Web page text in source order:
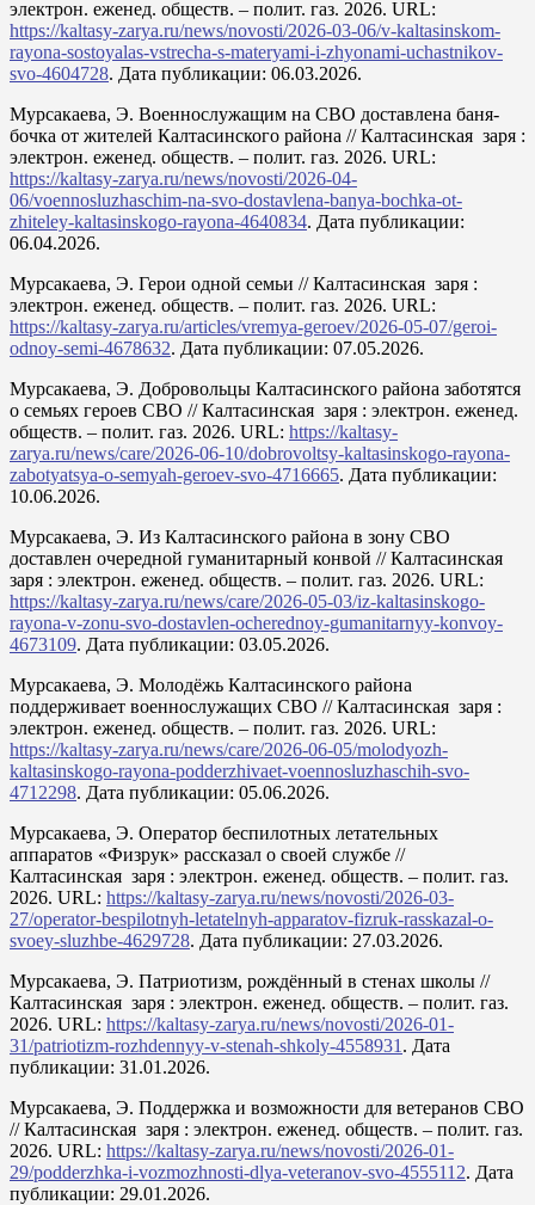
электрон. еженед. обществ. – полит. газ. 2026. URL:
https://kaltasy-zarya.ru/news/novosti/2026-03-06/v-kaltasinskom-
rayona-sostoyalas-vstrecha-s-materyami-i-zhyonami-uchastnikov-
svo-4604728. Дата публикации: 06.03.2026.
Мурсакаева, Э. Военнослужащим на СВО доставлена баня-
бочка от жителей Калтасинского района // Калтасинская заря :
электрон. еженед. обществ. – полит. газ. 2026. URL:
https://kaltasy-zarya.ru/news/novosti/2026-04-
06/voennosluzhaschim-na-svo-dostavlena-banya-bochka-ot-
zhiteley-kaltasinskogo-rayona-4640834. Дата публикации:
06.04.2026.
Мурсакаева, Э. Герои одной семьи // Калтасинская заря :
электрон. еженед. обществ. – полит. газ. 2026. URL:
https://kaltasy-zarya.ru/articles/vremya-geroev/2026-05-07/geroi-
odnoy-semi-4678632. Дата публикации: 07.05.2026.
Мурсакаева, Э. Добровольцы Калтасинского района заботятся
о семьях героев СВО // Калтасинская заря : электрон. еженед.
обществ. – полит. газ. 2026. URL: https://kaltasy-
zarya.ru/news/care/2026-06-10/dobrovoltsy-kaltasinskogo-rayona-
zabotyatsya-o-semyah-geroev-svo-4716665. Дата публикации:
10.06.2026.
Мурсакаева, Э. Из Калтасинского района в зону СВО
доставлен очередной гуманитарный конвой // Калтасинская
заря : электрон. еженед. обществ. – полит. газ. 2026. URL:
https://kaltasy-zarya.ru/news/care/2026-05-03/iz-kaltasinskogo-
rayona-v-zonu-svo-dostavlen-ocherednoy-gumanitarnyy-konvoy-
4673109. Дата публикации: 03.05.2026.
Мурсакаева, Э. Молодёжь Калтасинского района
поддерживает военнослужащих СВО // Калтасинская заря :
электрон. еженед. обществ. – полит. газ. 2026. URL:
https://kaltasy-zarya.ru/news/care/2026-06-05/molodyozh-
kaltasinskogo-rayona-podderzhivaet-voennosluzhaschih-svo-
4712298. Дата публикации: 05.06.2026.
Мурсакаева, Э. Оператор беспилотных летательных
аппаратов «Физрук» рассказал о своей службе //
Калтасинская заря : электрон. еженед. обществ. – полит. газ.
2026. URL: https://kaltasy-zarya.ru/news/novosti/2026-03-
27/operator-bespilotnyh-letatelnyh-apparatov-fizruk-rasskazal-o-
svoey-sluzhbe-4629728. Дата публикации: 27.03.2026.
Мурсакаева, Э. Патриотизм, рождённый в стенах школы //
Калтасинская заря : электрон. еженед. обществ. – полит. газ.
2026. URL: https://kaltasy-zarya.ru/news/novosti/2026-01-
31/patriotizm-rozhdennyy-v-stenah-shkoly-4558931 . Дата
публикации: 31.01.2026.
Мурсакаева, Э. Поддержка и возможности для ветеранов СВО
// Калтасинская заря : электрон. еженед. обществ. – полит. газ.
2026. URL: https://kaltasy-zarya.ru/news/novosti/2026-01-
29/podderzhka-i-vozmozhnosti-dlya-veteranov-svo-4555112. Дата
публикации: 29.01.2026.